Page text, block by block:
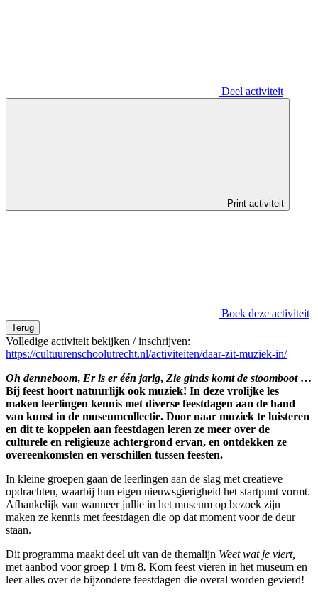
Deel activiteit
Print activiteit
Boek deze activiteit
Terug
Volledige activiteit bekijken / inschrijven:
https://cultuurenschoolutrecht.nl/activiteiten/daar-zit-muziek-in/
Oh denneboom, Er is er één jarig, Zie ginds komt de stoomboot…
Bij feest hoort natuurlijk ook muziek! In deze vrolijke les
maken leerlingen kennis met diverse feestdagen aan de hand
van kunst in de museumcollectie. Door naar muziek te luisteren
en dit te koppelen aan feestdagen leren ze meer over de
culturele en religieuze achtergrond ervan, en ontdekken ze
overeenkomsten en verschillen tussen feesten.
In kleine groepen gaan de leerlingen aan de slag met creatieve
opdrachten, waarbij hun eigen nieuwsgierigheid het startpunt vormt.
Afhankelijk van wanneer jullie in het museum op bezoek zijn
maken ze kennis met feestdagen die op dat moment voor de deur
staan.
Dit programma maakt deel uit van de themalijn Weet wat je viert,
met aanbod voor groep 1 t/m 8. Kom feest vieren in het museum en
leer alles over de bijzondere feestdagen die overal worden gevierd!